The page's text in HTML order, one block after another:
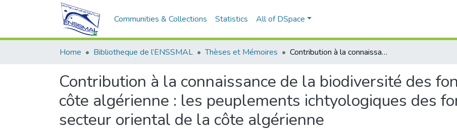
Communities & Collections Statistics All of DSpace
Home Bibliotheque de l’ENSSMAL Thèses et Mémoires Contribution à la connaissance de la biodiversité des fonds chalutables de la côte algérienne : les peuplements ichtyologiques des fonds chalutables du secteur oriental de la côte algérienne
Contribution à la connaissance de la biodiversité des
côte algérienne : les peuplements ichtyologiques des
secteur oriental de la côte algérienne